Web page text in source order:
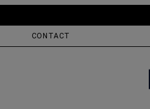
CONTACT